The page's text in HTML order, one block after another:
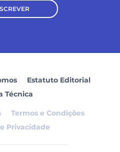
Estatuto Editorial
Técnica
Termos e Condições
Privacidade